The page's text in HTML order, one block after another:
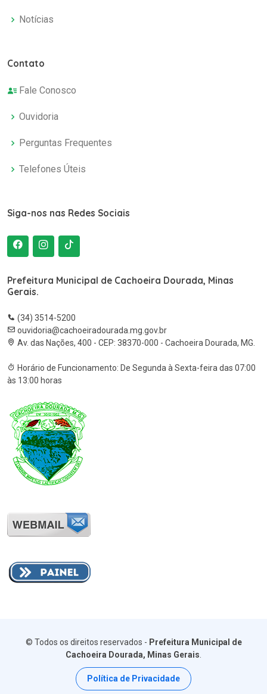
Notícias
Contato
Fale Conosco
Ouvidoria
Perguntas Frequentes
Telefones Úteis
Siga-nos nas Redes Sociais
Prefeitura Municipal de Cachoeira Dourada, Minas
Gerais.
(34) 3514-5200
ouvidoria@cachoeiradourada.mg.gov.br
Av. das Nações, 400 - CEP: 38370-000 - Cachoeira Dourada, MG.
Horário de Funcionamento: De Segunda à Sexta-feira das 07:00
às 13:00 horas
© Todos os direitos reservados - Prefeitura Municipal de
Cachoeira Dourada, Minas Gerais.
Política de Privacidade